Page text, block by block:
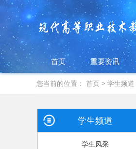
首页 重要资讯
您当前的位置： 首页> 学生频道
学生频道
学生风采